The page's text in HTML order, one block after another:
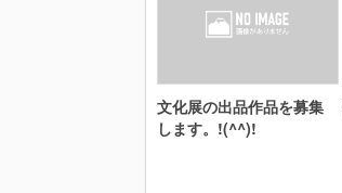
文化展の出品作品を募集
します。!(^^)!